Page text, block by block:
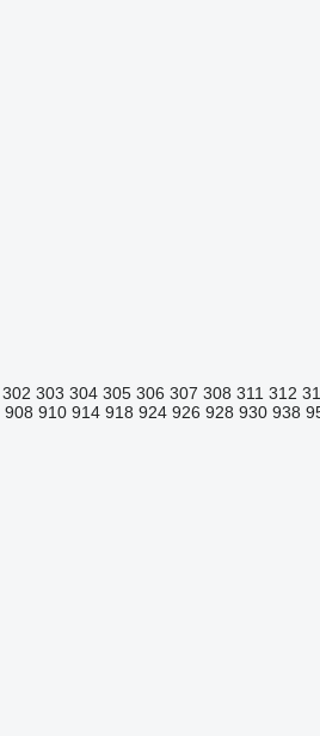
302 303 304 305 306 307 308 311 312
908 910 914 918 924 926 928 930 938